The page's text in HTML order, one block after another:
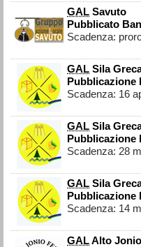
GAL Savuto
Pubblicato
Scadenza:
GAL Sila
Scadenza: 16
GAL Sila
Scadenza: 28
GAL Sila
Pubblicazione
Scadenza: 14
GALAlto